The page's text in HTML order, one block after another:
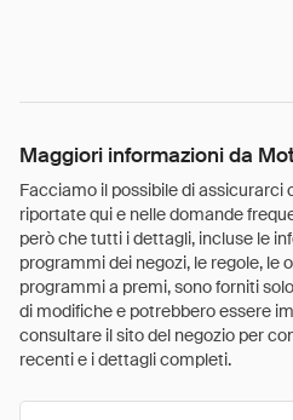
Maggiori informazioni da
Facciamo il possibile di
riportate qui e nelle domande
però che tutti i dettagli, incluse le
programmi dei negozi, le regole, le
programmi a premi, sono forniti
di modifiche e potrebbero essere
consultare il sito del negozio per
recenti e i dettagli completi.